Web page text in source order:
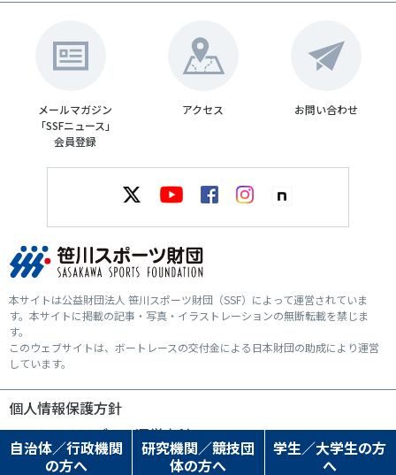
自治体／行政機関
の方へ
研究機関／競技団
体の方へ
学生／大学生の方
へ
メールマガジン
「SSFニュース」
会員登録
アクセス お問い合わせ
本サイトは公益財団法人 笹川スポーツ財団（SSF）によって運営されていま
す。本サイトに掲載の記事・写真・イラストレーションの無断転載を禁じま
す。
このウェブサイトは、ボートレースの交付金による日本財団の助成により運営
しています。
個人情報保護方針
ソーシャルメディア運営方針
© SASAKAWA SPORTS FOUNDATION